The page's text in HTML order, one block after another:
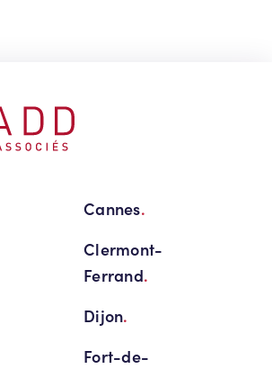
Cannes.
Clermont-
Ferrand.
Dijon.
Fort-de-